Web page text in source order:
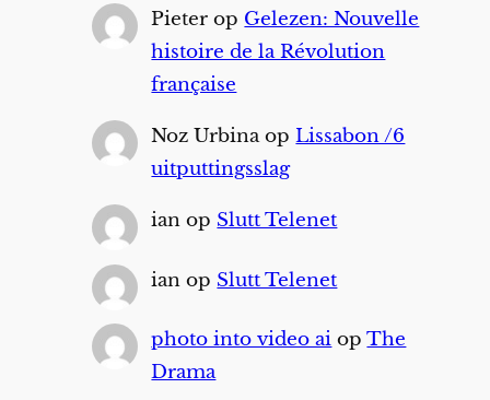
Pieter op Gelezen: Nouvelle
histoire de la Révolution
française
Noz UrbinaopLissabon /6
uitputtingsslag
ian op Slutt Telenet
ian op Slutt Telenet
photo into video ai opThe
Drama